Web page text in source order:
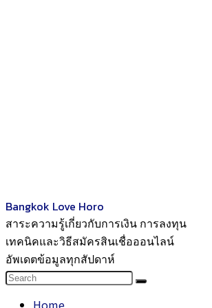
Bangkok Love Horo
สาระความรู้เกี่ยวกับการเงิน การลงทุน
เทคนิคและวิธีสมัครสินเชื่อออนไลน์
อัพเดตข้อมูลทุกสัปดาห์
Home